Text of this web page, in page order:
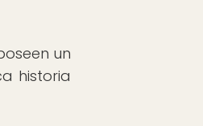
un
historia